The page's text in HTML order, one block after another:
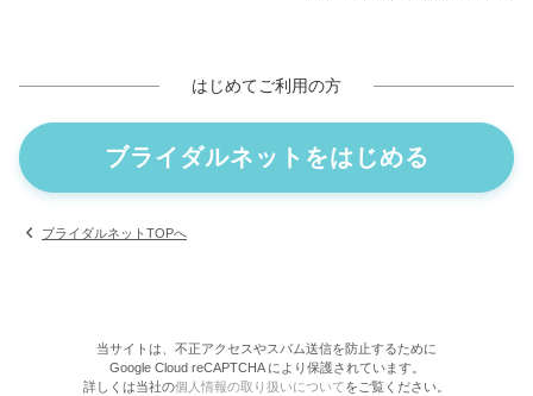
はじめてご利用の方
ブライダルネットをはじめる
ブライダルネットTOPへ
当サイトは、不正アクセスやスパム送信を防止するために
Google Cloud reCAPTCHA により保護されています。
詳しくは当社の個人情報の取り扱いについてをご覧ください。